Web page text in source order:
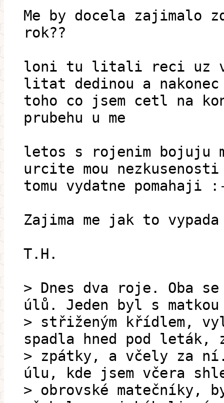
Me by docela zajimalo
rok??
loni tu litali reci uz v
litat dedinou a
toho co jsem cetl na
prubehu u me
letos s rojenim bojuju
urcite mou
tomu vydatne pomahaji
Zajima me jak to
T.H.
> Dnes dva roje. Oba
úlů. Jeden byl s matkou
> střiženým křídlem,
spadla hned pod leták,
> zpátky, a včely za
úlu, kde jsem včera
> obrovské matečníky,